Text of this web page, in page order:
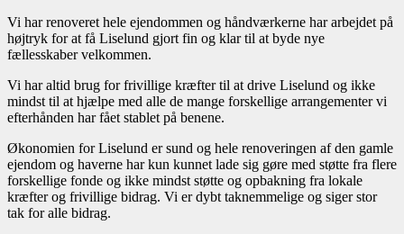
Vi har renoveret hele ejendommen og håndværkerne har arbejdet på
højtryk for at få Liselund gjort fin og klar til at byde nye
fællesskaber velkommen.
Vi har altid brug for frivillige kræfter til at drive Liselund og ikke
mindst til at hjælpe med alle de mange forskellige arrangementer vi
efterhånden har fået stablet på benene.
Økonomien for Liselund er sund og hele renoveringen af den gamle
ejendom og haverne har kun kunnet lade sig gøre med støtte fra flere
forskellige fonde og ikke mindst støtte og opbakning fra lokale
kræfter og frivillige bidrag. Vi er dybt taknemmelige og siger stor
tak for alle bidrag.